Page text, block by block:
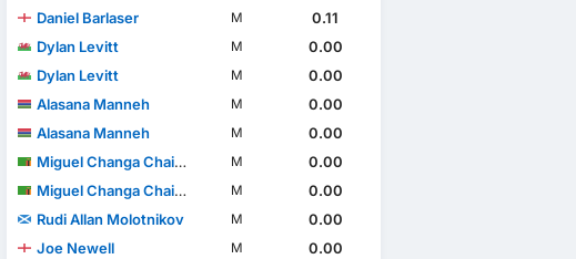
Daniel Barlaser
M
0.11
Dylan Levitt
M
0.00
Dylan Levitt
M
0.00
Alasana Manneh
M
0.00
Alasana Manneh
M
0.00
Miguel Changa Chaiwa
M
0.00
Miguel Changa Chaiwa
M
0.00
Rudi Allan Molotnikov
M
0.00
Joe Newell
M
0.00